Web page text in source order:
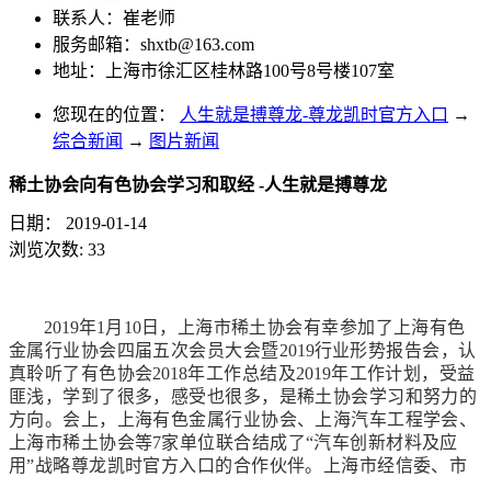
联系人：崔老师
服务邮箱： shxtb@163.com
地址：上海市徐汇区桂林路100号8号楼107室
您现在的位置： 人生就是搏尊龙-尊龙凯时官方入口 →
综合新闻 → 图片新闻
稀土协会向有色协会学习和取经 -人生就是搏尊龙
日期：
2019-01-14
浏览次数: 33
2019年1 月 10日，上海市稀土协会有幸参加了上海有色
金属行业协会四届五次会员大会暨2019行业形势报告会，认
真聆听了有色协会2018年工作总结及2019年工作计划，受益
匪浅，学到了很多，感受也很多，是稀土协会学习和努力的
方向。会上，上海有色金属行业协会、上海汽车工程学会、
上海市稀土协会等7家单位联合结成了“汽车创新材料及应
用”战略尊龙凯时官方入口的合作伙伴。上海市经信委、市